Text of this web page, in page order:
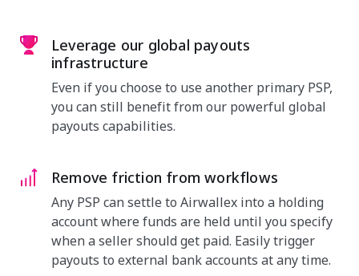
Leverage our global payouts
infrastructure
Even if you choose to use another primary PSP,
you can still benefit from our powerful global
payouts capabilities.
Remove friction from workflows
Any PSP can settle to Airwallex into a holding
account where funds are held until you specify
when a seller should get paid. Easily trigger
payouts to external bank accounts at any time.